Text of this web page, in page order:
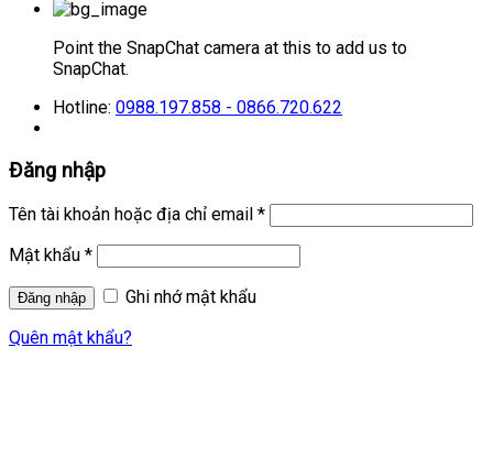
Point the SnapChat camera at this to add us to
SnapChat.
Hotline: 0988.197.858 - 0866.720.622
Đăng nhập
Tên tài khoản hoặc địa chỉ email *
Mật khẩu *
Ghi nhớ mật khẩu
Quên mật khẩu?